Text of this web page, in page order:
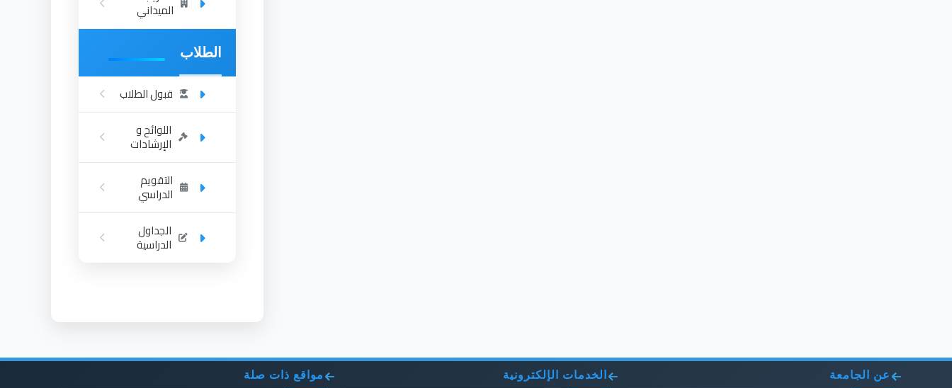
الميداني
الطلاب
قبول الطلاب
اللوائح و
الإرشادات
التقويم
الدراسي
الجداول
الدراسية
عن الجامعة الخدمات الإلكترونية مواقع ذات صلة